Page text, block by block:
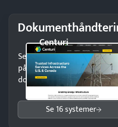
Centuri
Send kontrakter til
på minutter og mist ingen
dokumenter.
Se 16 systemer